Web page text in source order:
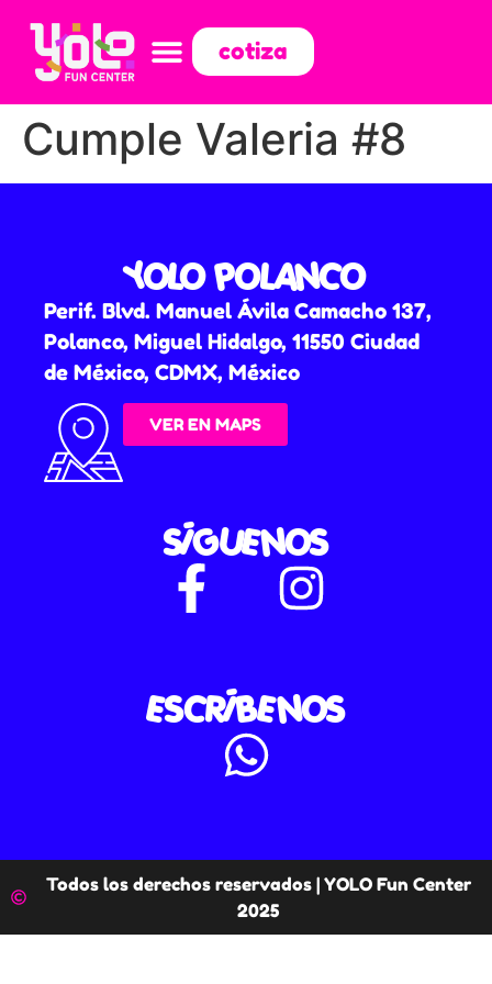
cotiza
Cumple Valeria #8
YOLO POLANCO
Perif. Blvd. Manuel Ávila Camacho 137,
Polanco, Miguel Hidalgo, 11550 Ciudad
de México, CDMX, México
VER EN MAPS
SÍGUENOS
ESCRÍBENOS
Todos los derechos reservados | YOLO Fun Center
2025